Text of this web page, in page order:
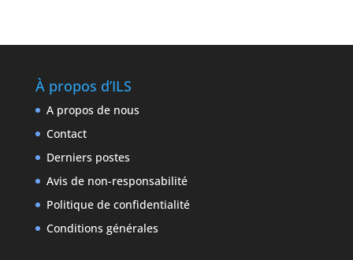
À propos d’ILS
A propos de nous
Contact
Derniers postes
Avis de non-responsabilité
Politique de confidentialité
Conditions générales